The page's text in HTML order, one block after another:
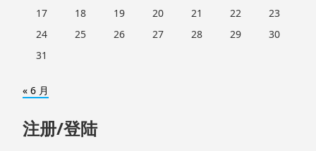
17
18 19 20 21 22
23
24
25 26 27 28 29
30
31
« 6 月
注册/登陆